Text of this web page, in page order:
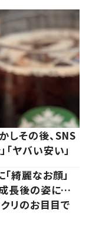
しその後、SNS
ヤバい安い」
綺麗なお顔」
長後の姿に…
クリのお目目で